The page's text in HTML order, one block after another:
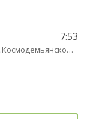
7:53
Памятник А.Космодемьянскому(Балтийское шоссе) трасса